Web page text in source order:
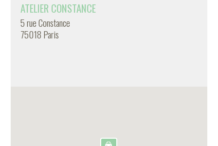
ATELIER CONSTANCE
5 rue Constance
75018 Paris